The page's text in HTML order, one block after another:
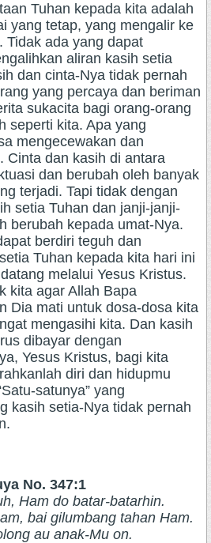
Tuhan kepada kita adalah
yang tetap, yang mengalir ke
Tidak ada yang dapat
aliran kasih setia
dan cinta-Nya tidak pernah
yang percaya dan beriman
sukacita bagi orang-orang
seperti kita. Apa yang
mengecewakan dan
Cinta dan kasih di antara
dan berubah oleh banyak
terjadi. Tapi tidak dengan
setia Tuhan dan janji-janji-
berubah kepada umat-Nya.
berdiri teguh dan
Tuhan kepada kita hari ini
melalui Yesus Kristus.
kita agar Allah Bapa
Dia mati untuk dosa-dosa kita
mengasihi kita. Dan kasih
dibayar dengan
Yesus Kristus, bagi kita
diri dan hidupmu
satunya” yang
kasih setia-Nya tidak pernah
No. 347:1
Ham do batar-batarhin.
bai gilumbang tahan Ham.
au anak-Mu on.